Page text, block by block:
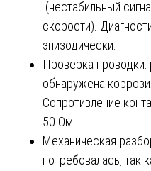
(нестабильный
скорости).
эпизодически.
Проверка
обнаружена
Сопротивление
50 Ом.
Механическая
потребовалась, так